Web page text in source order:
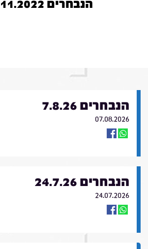
הנבחרים 11.11.2022
הנבחרים 7.8.26
07.08.2026
הנבחרים 24.7.26
24.07.2026